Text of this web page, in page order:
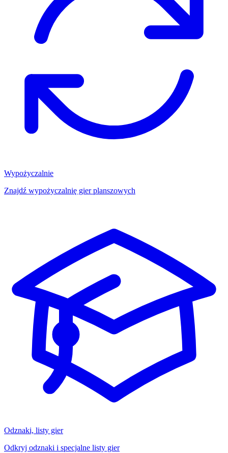
Wypożyczalnie
Znajdź wypożyczalnię gier planszowych
Odznaki, listy gier
Odkryj odznaki i specjalne listy gier